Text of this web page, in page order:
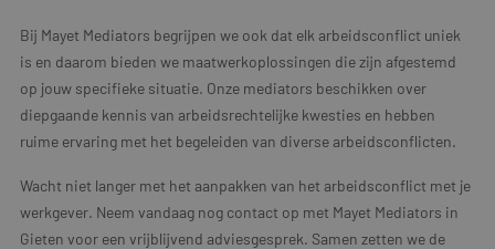
Bij Mayet Mediators begrijpen we ook dat elk arbeidsconflict uniek
is en daarom bieden we maatwerkoplossingen die zijn afgestemd
op jouw specifieke situatie. Onze mediators beschikken over
diepgaande kennis van arbeidsrechtelijke kwesties en hebben
ruime ervaring met het begeleiden van diverse arbeidsconflicten.
Wacht niet langer met het aanpakken van het arbeidsconflict met je
werkgever. Neem vandaag nog contact op met Mayet Mediators in
Gieten voor een vrijblijvend adviesgesprek. Samen zetten we de